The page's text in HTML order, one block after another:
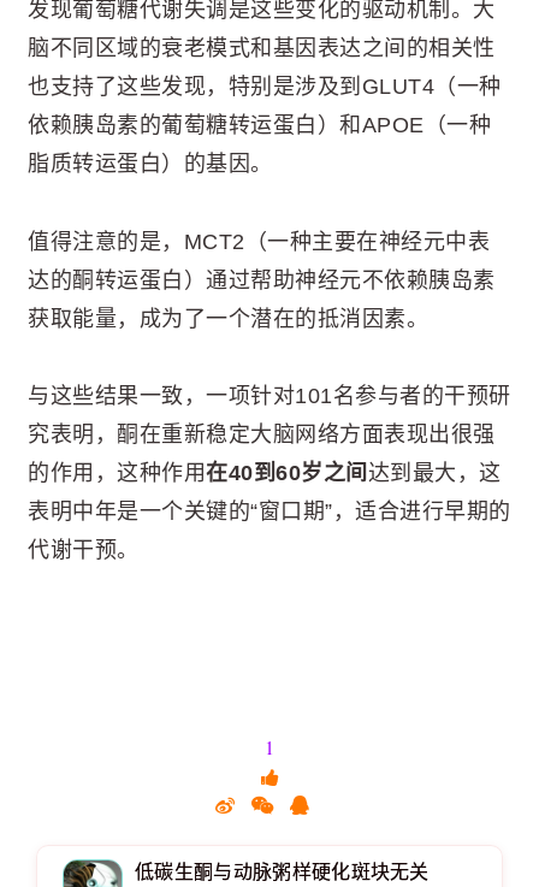
发现葡萄糖代谢失调是这些变化的驱动机制。大
脑不同区域的衰老模式和基因表达之间的相关性
也支持了这些发现，特别是涉及到GLUT4（一种
依赖胰岛素的葡萄糖转运蛋白）和APOE（一种
脂质转运蛋白）的基因。
值得注意的是，MCT2（一种主要在神经元中表
达的酮转运蛋白）通过帮助神经元不依赖胰岛素
获取能量，成为了一个潜在的抵消因素。
与这些结果一致，一项针对101名参与者的干预研
究表明，酮在重新稳定大脑网络方面表现出很强
的作用，这种作用在40到60岁之间 达到最大，这
表明中年是一个关键的“窗口期”，适合进行早期的
代谢干预。
1
低碳生酮与动脉粥样硬化斑块无关